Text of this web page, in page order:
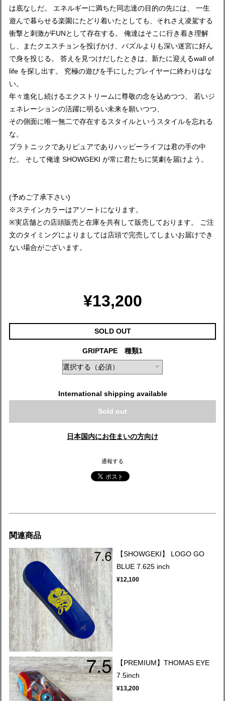
は底なしだ。 エネルギーに満ちた同志達の目的の先には、 一生
遊んで暮らせる楽園にたどり着いたとしても、それさえ凌駕する
衝撃と刺激がFUNとして存在する。 俺達はそこに行き着き理解
し、またクエスチョンを投げかけ、パズルよりも深い迷宮に好ん
で身を投じる。 答えを見つけだしたときは、新たに迎えるwall of
life を探し出す。 究極の遊びを手にしたプレイヤーに終わりはな
い。
年々進化し続けるエクストリームに尊敬の念を込めつつ、 若いジ
ェネレーションの活躍に明るい未来を願いつつ、
その側面に唯一無二で存在するスタイルというスタイルを忘れる
な。
プラトニックでありピュアでありハッピーライフは君の手の中
だ。 そして俺達 SHOWGEKI が常に君たちに笑劇を届けよう。
(予めご了承下さい)
※ステインカラーはアソートになります。
※実店舗との店頭販売と在庫を共有して販売しております。 ご注
文のタイミングによりましては店頭で完売してしまいお届けでき
ない場合がございます。
¥13,200
SOLD OUT
GRIPTAPE 種類1
International shipping available
Sold out
日本国内にお住まいの方向け
通報する
関連商品
【SHOWGEKI】 LOGO GO
BLUE 7.625 inch
¥12,100
【PREMIUM】THOMAS EYE
7.5inch
¥13,200